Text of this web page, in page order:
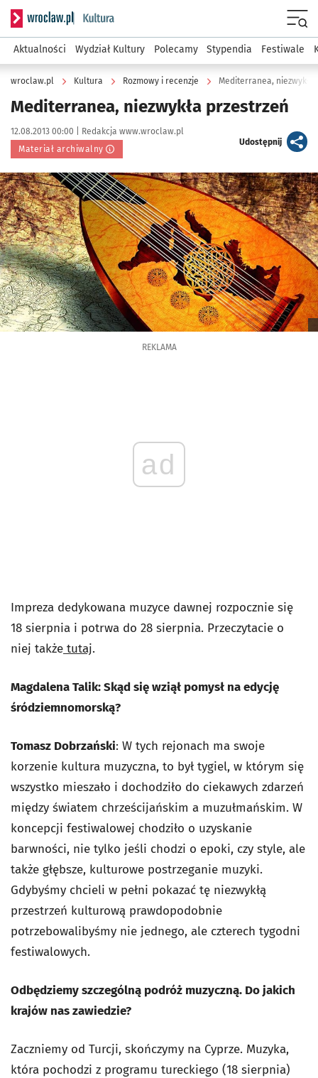
Serwis informacyjny wroclaw.pl podserwis: Kultura
Aktualności Wydział Kultury Polecamy Stypendia Festiwale
wroclaw.pl Kultura Rozmowy i recenzje Mediterranea, niezwykła
Mediterranea, niezwykła przestrzeń
Data publikacji:
12.08.2013 00:00 | Autor:
Redakcja www.wroclaw.pl
Materiał archiwalny
Udostępnijartykuł
Kliknij, aby powiększyć
REKLAMA
ad
Impreza dedykowana muzyce dawnej rozpocznie się
18 sierpnia i potrwa do 28 sierpnia. Przeczytacie o
niej także tutaj.
Magdalena Talik: Skąd się wziął pomysł na edycję
śródziemnomorską?
Tomasz Dobrzański: W tych rejonach ma swoje
korzenie kultura muzyczna, to był tygiel, w którym się
wszystko mieszało i dochodziło do ciekawych zdarzeń
między światem chrześcijańskim a muzułmańskim. W
koncepcji festiwalowej chodziło o uzyskanie
barwności, nie tylko jeśli chodzi o epoki, czy style, ale
także głębsze, kulturowe postrzeganie muzyki.
Gdybyśmy chcieli w pełni pokazać tę niezwykłą
przestrzeń kulturową prawdopodobnie
potrzebowalibyśmy nie jednego, ale czterech tygodni
festiwalowych.
Odbędziemy szczególną podróż muzyczną. Do jakich
krajów nas zawiedzie?
Zaczniemy od Turcji, skończymy na Cyprze. Muzyka,
która pochodzi z programu tureckiego (18 sierpnia)